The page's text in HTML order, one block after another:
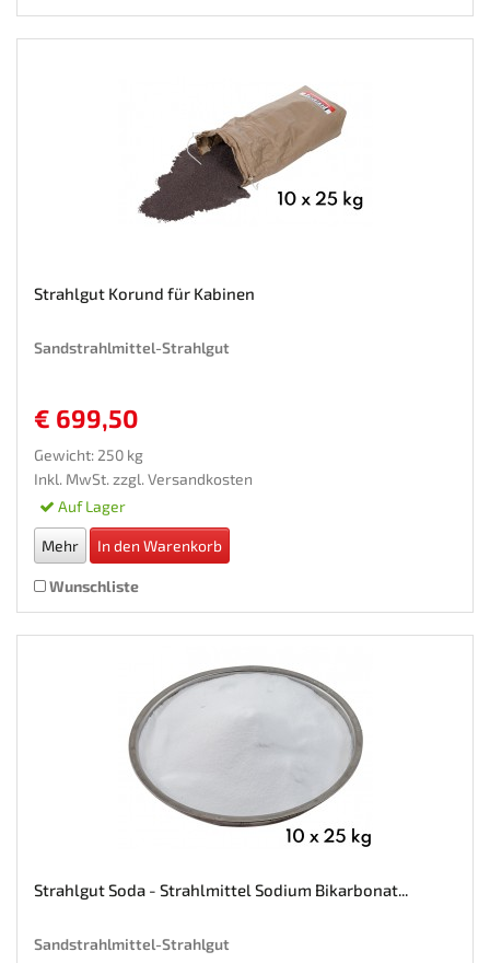
Strahlgut Korund für Kabinen
Sandstrahlmittel-Strahlgut
€ 699,50
Gewicht: 250 kg
Inkl. MwSt. zzgl. Versandkosten
Auf Lager
Mehr In den Warenkorb
Wunschliste
Strahlgut Soda - Strahlmittel Sodium Bikarbonat...
Sandstrahlmittel-Strahlgut